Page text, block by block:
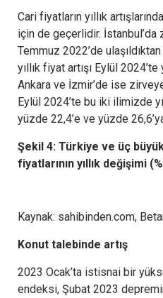
Cari fiyatların yıllık
için de geçerlidir.
Temmuz 2022’de
yıllık fiyat artışı Eylül
Ankara ve İzmir’de ise
Eylül 2024’te bu iki ilimizde
yüzde 22,4’e ve yüzde
Şekil 4: Türkiye ve üç
fiyatlarının yıllık değişimi
Kaynak: sahibinden.com,
Konut talebinde artış
2023 Ocak’ta istisnai bir
endeksi, Şubat 2023